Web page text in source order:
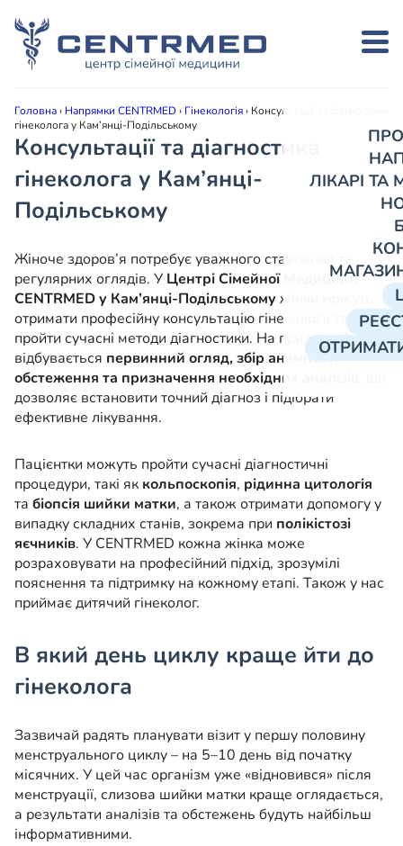
ЛІКАРІ
Головна› Напрямки CENTRMED› Гінекологія› Консультації та діагностика
гінеколога у Кам’янці-Подільському
Консультації та діагностика
гінеколога у Кам’янці-
Подільському
Жіноче здоров’я потребує уважного ставлення та
регулярних оглядів. У Центрі Сімейної Медицини –
CENTRMED у Кам’янці-Подільському жінки можуть
отримати професійну консультацію гінеколога та
пройти сучасні методи діагностики. На прийомі лікаря
відбувається первинний огляд, збір анамнезу,
обстеження та призначення необхідних аналізів
дозволяє встановити точний діагноз і підібрати
ефективне лікування.
Пацієнтки можуть пройти сучасні діагностичні
процедури, такі як кольпоскопія, рідинна цитологія
та біопсія шийки матки, а також отримати допомогу у
випадку складних станів, зокрема при полікістозі
яєчників. У CENTRMED кожна жінка може
розраховувати на професійний підхід, зрозумілі
пояснення та підтримку на кожному етапі. Також у нас
приймає дитячий гінеколог.
В який день циклу краще йти до
гінеколога
Зазвичай радять планувати візит у першу половину
менструального циклу – на 5–10 день від початку
місячних. У цей час організм уже «відновився» після
менструації, слизова шийки матки краще оглядається,
а результати аналізів та обстежень будуть найбільш
інформативними.